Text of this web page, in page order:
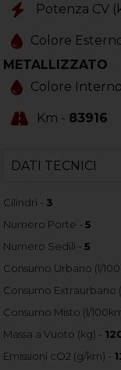
Potenza CV
Colore
METALLIZZATO
Colore
Km - 83916
DATI TECNICI
Cilindri - 3
Numero Porte -5
Numero Sedili -5
Consumo Urbano (l/
Consumo Extraurbano
Consumo Misto (l/
Massa a Vuoto (kg) -
Emissioni cO2 (g/km) -